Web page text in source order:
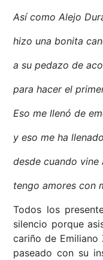
Así como Alejo
hizo una bonita
a su pedazo de
para hacer el
Eso me llenó de
y eso me ha
desde cuando vine
tengo amores con
Todos los
silencio porque
cariño de Emiliano
paseado con su